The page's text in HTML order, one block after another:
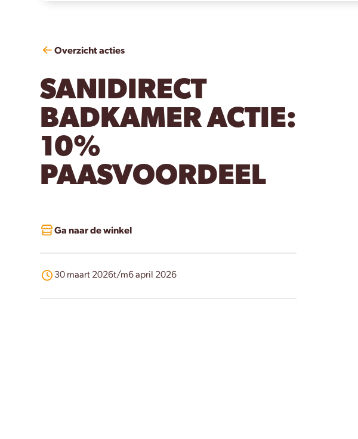
Overzicht acties
SANIDIRECT
BADKAMER ACTIE:
10%
PAASVOORDEEL
Ga naar de winkel
30 maart 2026t/m6 april 2026